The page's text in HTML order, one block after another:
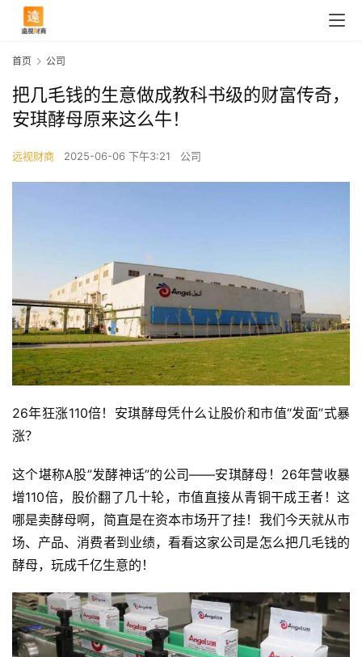
首页 公司
把几毛钱的生意做成教科书级的财富传奇，
安琪酵母原来这么牛！
远视财商 2025-06-06 下午3:21 公司
26年狂涨110倍！安琪酵母凭什么让股价和市值“发面”式暴
涨？
这个堪称A股”发酵神话”的公司——安琪酵母！26年营收暴
增110倍，股价翻了几十轮，市值直接从青铜干成王者！这
哪是卖酵母啊，简直是在资本市场开了挂！我们今天就从市
场、产品、消费者到业绩，看看这家公司是怎么把几毛钱的
酵母，玩成千亿生意的！